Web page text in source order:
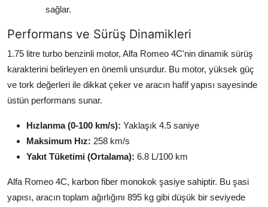
sağlar.
Performans ve Sürüş Dinamikleri
1.75 litre turbo benzinli motor, Alfa Romeo 4C'nin dinamik sürüş
karakterini belirleyen en önemli unsurdur. Bu motor, yüksek güç
ve tork değerleri ile dikkat çeker ve aracın hafif yapısı sayesinde
üstün performans sunar.
Hızlanma (0-100 km/s): Yaklaşık 4.5 saniye
Maksimum Hız: 258 km/s
Yakıt Tüketimi (Ortalama): 6.8 L/100 km
Alfa Romeo 4C, karbon fiber monokok şasiye sahiptir. Bu şasi
yapısı, aracın toplam ağırlığını 895 kg gibi düşük bir seviyede